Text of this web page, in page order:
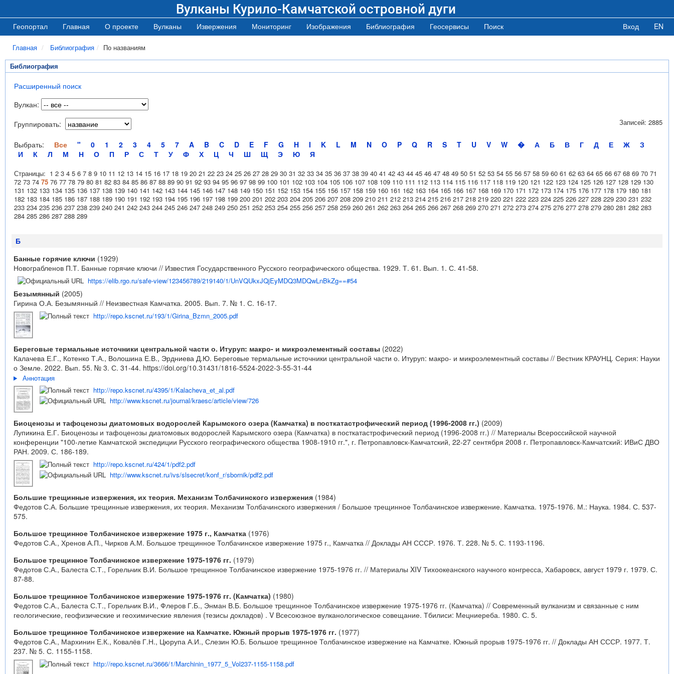
Вулканы Курило-Камчатской островной дуги
Геопортал Главная О проекте Вулканы Извержения Мониторинг Изображения Библиография Геосервисы Поиск Вход EN
Главная Библиография По названиям
Библиография
Расширенный поиск
Вулкан:
Группировать:
Выбрать: Все " 0 1 2 3 4 5 7 A B C D E F G H I K L M N O P Q R S T U V W � А Б В Г Д Е Ж
З
И
К Л М Н О П Р С Т У Ф Х Ц Ч Ш Щ Э Ю Я
Записей: 2885
Страницы: 1 2 3 4 5 6 7 8 9 10 11 12 13 14 15 16 17 18 19 20 21 22 23 24 25 26 27 28 29 30 31 32 33 34 35 36 37 38 39 40 41 42 43 44 45 46 47 48 49 50 51 52 53 54 55 56 57 58 59 60 61 62 63 64 65 66 67 68 69 70 71
72 73 74 75 76 77 78 79 80 81 82 83 84 85 86 87 88 89 90 91 92 93 94 95 96 97 98 99 100 101 102 103 104 105 106 107 108 109 110 111 112 113 114 115 116 117 118 119 120 121 122 123 124 125 126 127 128 129 130
131 132 133 134 135 136 137 138 139 140 141 142 143 144 145 146 147 148 149 150 151 152 153 154 155 156 157 158 159 160 161 162 163 164 165 166 167 168 169 170 171 172 173 174 175 176 177 178 179 180 181
182 183 184 185 186 187 188 189 190 191 192 193 194 195 196 197 198 199 200 201 202 203 204 205 206 207 208 209 210 211 212 213 214 215 216 217 218 219 220 221 222 223 224 225 226 227 228 229 230 231 232
233 234 235 236 237 238 239 240 241 242 243 244 245 246 247 248 249 250 251 252 253 254 255 256 257 258 259 260 261 262 263 264 265 266 267 268 269 270 271 272 273 274 275 276 277 278 279 280 281 282 283
284 285 286 287 288 289
Б
Банные горячие ключи (1929)
Новограбленов П.Т. Банные горячие ключи // Известия Государственного Русского географического общества. 1929. Т. 61. Вып. 1. С. 41-58.
https://elib.rgo.ru/safe-view/123456789/219140/1/UnVQUkxJQjEyMDQ3MDQwLnBkZg==#54
Безымянный (2005)
Гирина О.А. Безымянный // Неизвестная Камчатка. 2005. Вып. 7. № 1. С. 16-17.
http://repo.kscnet.ru/193/1/Girina_Bzmn_2005.pdf
Береговые термальные источники центральной части о. Итуруп: макро- и микроэлементный составы (2022)
Калачева Е.Г., Котенко Т.А., Волошина Е.В., Эрдниева Д.Ю. Береговые термальные источники центральной части о. Итуруп: макро- и микроэлементный составы // Вестник КРАУНЦ. Серия: Науки
о Земле. 2022. Вып. 55. № 3. С. 31-44. https://doi.org/10.31431/1816-5524-2022-3-55-31-44
Аннотация
http://repo.kscnet.ru/4395/1/Kalacheva_et_al.pdf
http://www.kscnet.ru/journal/kraesc/article/view/726
Биоценозы и тафоценозы диатомовых водорослей Карымского озера (Камчатка) в посткатастрофический период (1996-2008 гг.) (2009)
Лупикина Е.Г. Биоценозы и тафоценозы диатомовых водорослей Карымского озера (Камчатка) в посткатастрофический период (1996-2008 гг.) // Материалы Всероссийской научной
конференции "100-летие Камчатской экспедиции Русского географического общества 1908-1910 гг.", г. Петропавловск-Камчатский, 22-27 сентября 2008 г. Петропавловск-Камчатский: ИВиС ДВО
РАН. 2009. С. 186-189.
http://repo.kscnet.ru/424/1/pdf2.pdf
http://www.kscnet.ru/ivs/slsecret/konf_r/sbornik/pdf2.pdf
Большие трещинные извержения, их теория. Механизм Толбачинского извержения (1984)
Федотов С.А. Большие трещинные извержения, их теория. Механизм Толбачинского извержения / Большое трещинное Толбачинское извержение. Камчатка. 1975-1976. М.: Наука. 1984. С. 537-
575.
Большое трещинное Толбачинское извержение 1975 г., Камчатка (1976)
Федотов С.А., Хренов А.П., Чирков А.М. Большое трещинное Толбачинское извержение 1975 г., Камчатка // Доклады АН СССР. 1976. Т. 228. № 5. С. 1193-1196.
Большое трещинное Толбачинское извержение 1975-1976 гг. (1979)
Федотов С.А., Балеста С.Т., Горельчик В.И. Большое трещинное Толбачинское извержение 1975-1976 гг. // Материалы XIV Тихоокеанского научного конгресса, Хабаровск, август 1979 г. 1979. С.
87-88.
Большое трещинное Толбачинское извержение 1975-1976 гг. (Камчатка) (1980)
Федотов С.А., Балеста С.Т., Горельчик В.И., Флеров Г.Б., Энман В.Б. Большое трещинное Толбачинское извержение 1975-1976 гг. (Камчатка) // Современный вулканизм и связанные с ним
геологические, геофизические и геохимические явления (тезисы докладов) . V Всесоюзное вулканологическое совещание. Тбилиси: Мецниереба. 1980. С. 5.
Большое трещинное Толбачинское извержение на Камчатке. Южный прорыв 1975-1976 гг. (1977)
Федотов С.А., Мархинин Е.К., Ковалёв Г.Н., Цюрупа А.И., Слезин Ю.Б. Большое трещинное Толбачинское извержение на Камчатке. Южный прорыв 1975-1976 гг. // Доклады АН СССР. 1977. Т.
237. № 5. С. 1155-1158.
http://repo.kscnet.ru/3666/1/Marchinin_1977_5_Vol237-1155-1158.pdf